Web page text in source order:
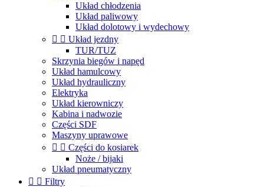
Układ chłodzenia
Układ paliwowy
Układ dolotowy i wydechowy
  Układ jezdny
TUR/TUZ
Skrzynia biegów i napęd
Układ hamulcowy
Układ hydrauliczny
Elektryka
Układ kierowniczy
Kabina i nadwozie
Części SDF
Maszyny uprawowe
  Części do kosiarek
Noże / bijaki
Układ pneumatyczny
  Filtry